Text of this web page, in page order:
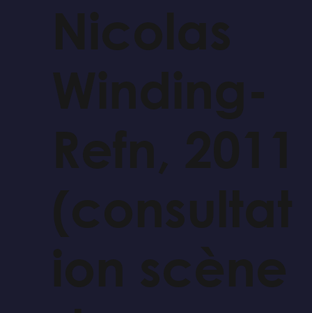
Nicolas
Winding-
Refn, 2011
(consultat
ion scène